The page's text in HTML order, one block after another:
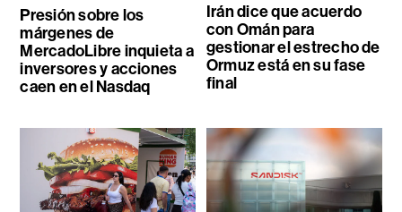
Presión sobre los
márgenes de
MercadoLibre inquieta a
inversores y acciones
caen en el Nasdaq
Irán dice que acuerdo
con Omán para
gestionar el estrecho de
Ormuz está en su fase
final